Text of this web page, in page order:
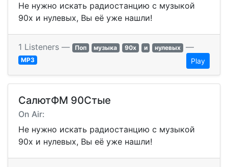
Не нужно искать радиостанцию с музыкой
90х и нулевых, Вы её уже нашли!
1 Listeners — Поп музыка 90х и нулевых —
MP3 Play
СалютФМ 90Стые
On Air:
Не нужно искать радиостанцию с музыкой
90х и нулевых, Вы её уже нашли!